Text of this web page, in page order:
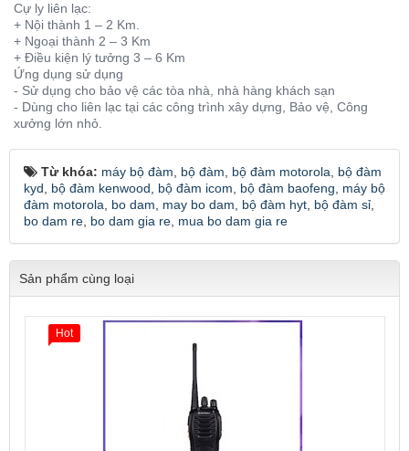
Cự ly liên lạc:
+ Nội thành 1 – 2 Km.
+ Ngoại thành 2 – 3 Km
+ Điều kiện lý tưởng 3 – 6 Km
Ứng dụng sử dụng
- Sử dụng cho bảo vệ các tòa nhà, nhà hàng khách sạn
- Dùng cho liên lạc tại các công trình xây dựng, Bảo vệ, Công
xưởng lớn nhỏ.
Từ khóa: máy bộ đàm bộ đàm bộ đàm motorola
bộ đàm
kyd
bộ đàm kenwood bộ đàm icom bộ đàm baofeng
máy bộ
đàm motorola
bo dam may bo dam bộ đàm hyt bộ đàm sỉ
bo dam re bo dam gia re mua bo dam gia re
Sản phẩm cùng loại
Hot